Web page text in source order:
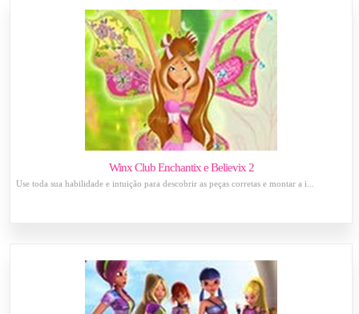
Winx Club Enchantix e Believix 2
Use toda sua habilidade e intuição para descobrir as peças corretas e montar a i...